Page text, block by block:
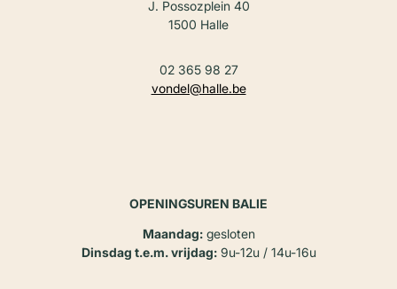
J. Possozplein 40
1500 Halle
02 365 98 27
vondel@halle.be
OPENINGSUREN BALIE
Maandag:gesloten
Dinsdag t.e.m. vrijdag:9u-12u / 14u-16u